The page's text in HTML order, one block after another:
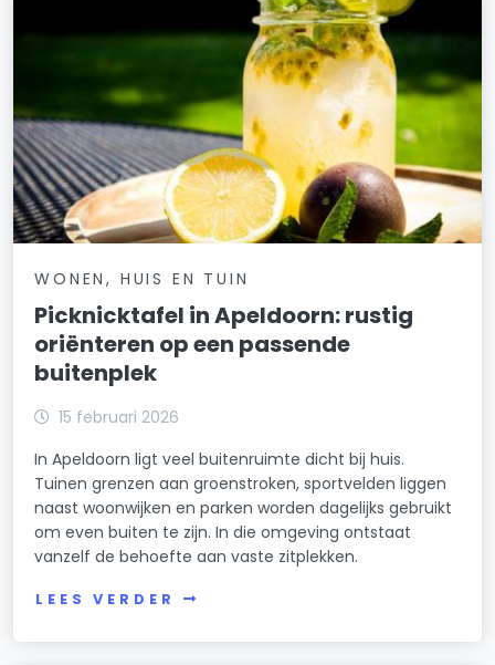
WONEN, HUIS EN TUIN
Picknicktafel in Apeldoorn: rustig
oriënteren op een passende
buitenplek
15 februari 2026
In Apeldoorn ligt veel buitenruimte dicht bij huis.
Tuinen grenzen aan groenstroken, sportvelden liggen
naast woonwijken en parken worden dagelijks gebruikt
om even buiten te zijn. In die omgeving ontstaat
vanzelf de behoefte aan vaste zitplekken.
LEES VERDER